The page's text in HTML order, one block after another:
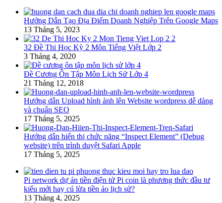
Hướng Dẫn Tạo Địa Điểm Doanh Nghiệp Trên Google Maps
13 Tháng 5, 2023
32 Đề Thi Học Kỳ 2 Môn Tiếng Việt Lớp 2
3 Tháng 4, 2020
Đề Cương Ôn Tập Môn Lịch Sử Lớp 4
21 Tháng 12, 2018
Hướng dẫn Upload hình ảnh lên Website wordpress dễ dàng
và chuẩn SEO
17 Tháng 5, 2025
Hướng dẫn hiển thị chức năng “Inspect Element” (Debug
website) trên trình duyệt Safari Apple
17 Tháng 5, 2025
Pi network dự án tiền điện tử Pi coin là phương thức đầu tư
kiểu mới hay cú lừa tiền ảo lịch sử?
13 Tháng 4, 2025